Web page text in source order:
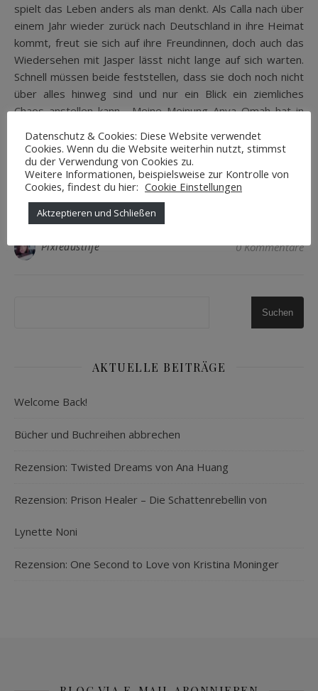
spielt das Leben anders als man denkt. Als Calla nach über
einem Jahr wieder zurück nach Deutschland in ihre Heimat
kommt, freut sie sich auf ihre Freundinnen, doch auch das
Wiedersehen mit Jasper lässt nicht lange auf sich warten.
Schnell müssen beide feststellen, dass sie doch noch nicht
über alles hinweg sind und nur ein Blick ein ziemliches
Chaos anstellen kann. Meine Meinung Anya Omah hat in
abholen kann. Schnell war ich in der…
Pixiedustlife 0 Kommentare
Suchen
AKTUELLE BEITRÄGE
Welcome Back!
Bücher und Buchreihen abbrechen
Rezension: Twisted Dreams von Ana Huang
Rezension: Prison Healer – Die Schattenrebellin von
Lynette Noni
Rezension: One Second to Love von Kristina Moninger
Datenschutz & Cookies: Diese Website verwendet
Cookies. Wenn du die Website weiterhin nutzt, stimmst
du der Verwendung von Cookies zu.
Weitere Informationen, beispielsweise zur Kontrolle von
Cookies, findest du hier: Cookie Einstellungen
Aktzeptieren und Schließen